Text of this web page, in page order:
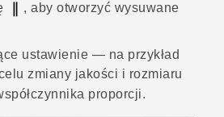
, aby otworzyć wysuwane
ustawienie — na przykład
zmiany jakości i rozmiaru
proporcji.